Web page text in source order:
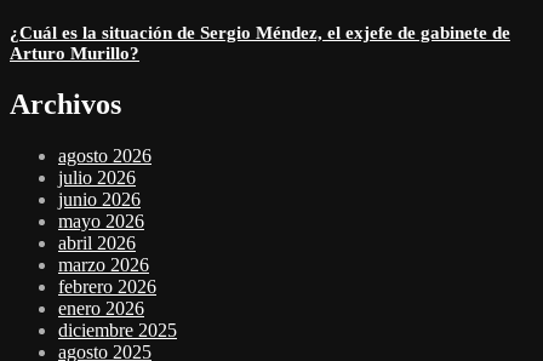
¿Cuál es la situación de Sergio Méndez, el exjefe de gabinete de
Arturo Murillo?
Archivos
agosto 2026
julio 2026
junio 2026
mayo 2026
abril 2026
marzo 2026
febrero 2026
enero 2026
diciembre 2025
agosto 2025